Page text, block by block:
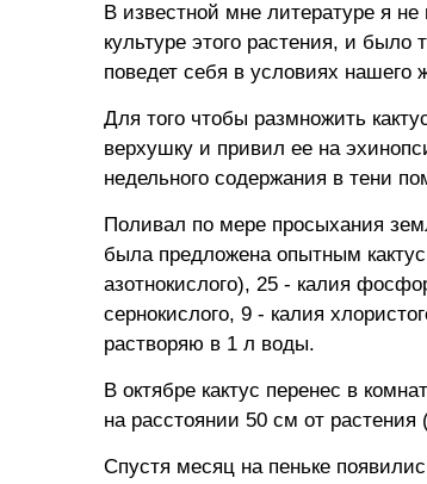
В известной мне литературе я
культуре этого растения, и было
поведет себя в условиях нашего
Для того чтобы размножить
верхушку и привил ее на
недельного содержания в тени
Поливал по мере просыхания
была предложена опытным
азотнокислого), 25 - калия
сернокислого, 9 - калия
растворяю в 1 л воды.
В октябре кактус перенес в
на расстоянии 50 см от
Спустя месяц на пеньке